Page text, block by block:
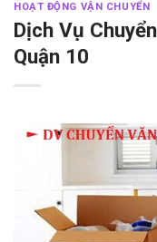
HOẠT ĐỘNG VẬN CHUYỂN
Dịch Vụ
Quận 10